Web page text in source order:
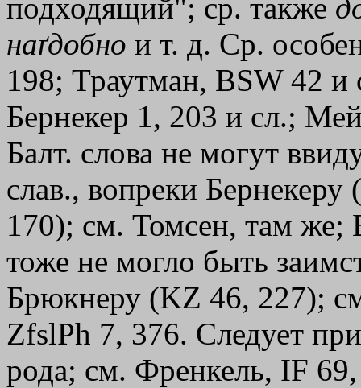
подходящий"; ср. также
наґдобно и т. д. Ср.
198; Траутман, BSW 42
Бернекер 1, 203 и сл.;
Балт. слова не могут
слав., вопреки
170); см. Томсен, там же;
тоже не могло быть
Брюкнеру (KZ 46, 227);
ZfslPh 7, 376. Следует
рода; см. Френкель, IF